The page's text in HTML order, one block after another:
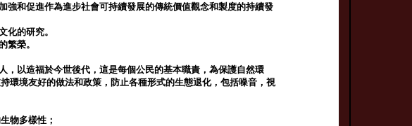
強和促進作為進步社會可持續發展的傳統價值觀念和製度的持續發
化的研究。
繁榮。
，以造福於今世後代，這是每個公民的基本職責，為保護自然環
環境友好的做法和政策，防止各種形式的生態退化，包括噪音，視
物多樣性；